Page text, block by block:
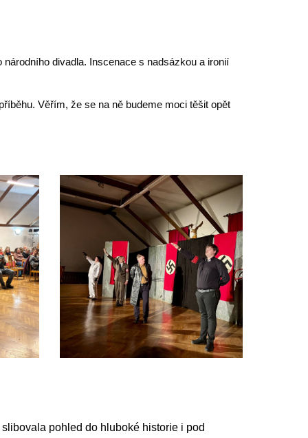
divadla. Inscenace s nadsázkou a ironií
Věřím, že se na ně budeme moci těšit opět
pohled do hluboké historie i pod